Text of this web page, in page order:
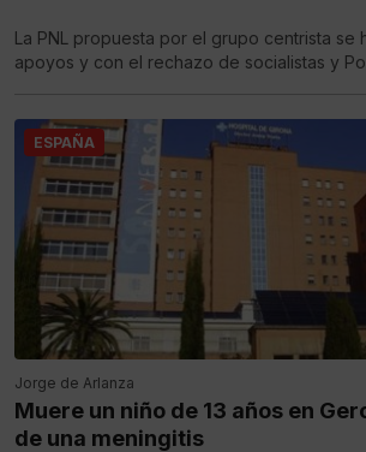
La PNL propuesta por el grupo centrista se
apoyos y con el rechazo de socialistas y
ESPAÑA
Jorge de Arlanza
Muere un niño de 13 años en
de una meningitis